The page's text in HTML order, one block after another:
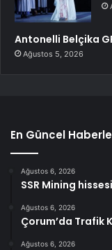
Antonelli Belçika
Ağustos 5, 2026
En Güncel
Ağustos 6, 2026
SSR Mining
Ağustos 6, 2026
Çorum’da Trafik
Ağustos 6, 2026